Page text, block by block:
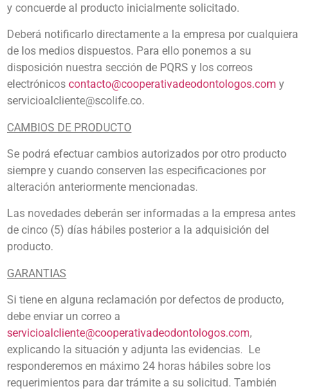
y concuerde al producto inicialmente solicitado.
Deberá notificarlo directamente a la empresa por cualquiera
de los medios dispuestos. Para ello ponemos a su
disposición nuestra sección de PQRS y los correos
electrónicos contacto@cooperativadeodontologos.com y
servicioalcliente@scolife.co.
CAMBIOS DE PRODUCTO
Se podrá efectuar cambios autorizados por otro producto
siempre y cuando conserven las especificaciones por
alteración anteriormente mencionadas.
Las novedades deberán ser informadas a la empresa antes
de cinco (5) días hábiles posterior a la adquisición del
producto.
GARANTIAS
Si tiene en alguna reclamación por defectos de producto,
debe enviar un correo a
servicioalcliente@cooperativadeodontologos.com,
explicando la situación y adjunta las evidencias. Le
responderemos en máximo 24 horas hábiles sobre los
requerimientos para dar trámite a su solicitud. También